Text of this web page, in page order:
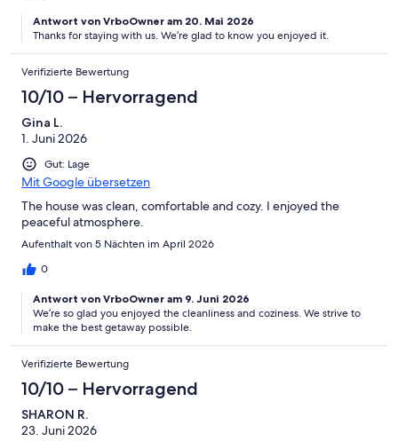
Antwort von VrboOwner am 20. Mai 2026
Thanks for staying with us. We’re glad to know you enjoyed it.
Verifizierte Bewertung
10/10 – Hervorragend
Gina L.
1. Juni 2026
Gut: Lage
Mit Google übersetzen
The house was clean, comfortable and cozy. I enjoyed the
peaceful atmosphere.
Aufenthalt von 5 Nächten im April 2026
0
Antwort von VrboOwner am 9. Juni 2026
We’re so glad you enjoyed the cleanliness and coziness. We strive to
make the best getaway possible.
Verifizierte Bewertung
10/10 – Hervorragend
SHARON R.
23. Juni 2026